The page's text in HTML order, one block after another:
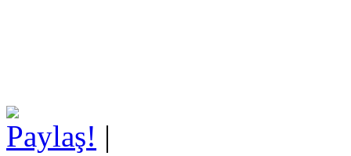
Paylaş! |